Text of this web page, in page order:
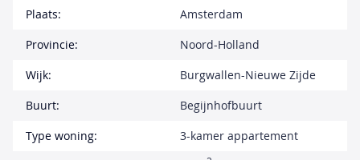
Plaats:
Amsterdam
Provincie:
Noord-Holland
Wijk:
Burgwallen-Nieuwe Zijde
Buurt:
Begijnhofbuurt
Type woning:
3-kamer appartement